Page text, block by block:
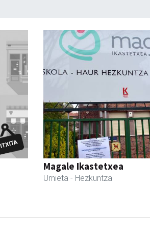
Magale Ikastetxea
Urnieta - Hezkuntza